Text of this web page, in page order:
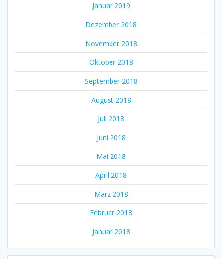
Januar 2019
Dezember 2018
November 2018
Oktober 2018
September 2018
August 2018
Juli 2018
Juni 2018
Mai 2018
April 2018
März 2018
Februar 2018
Januar 2018